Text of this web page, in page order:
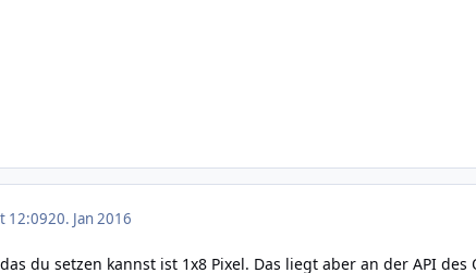
12:0920. Jan 2016
du setzen kannst ist 1x8 Pixel. Das liegt aber an der API